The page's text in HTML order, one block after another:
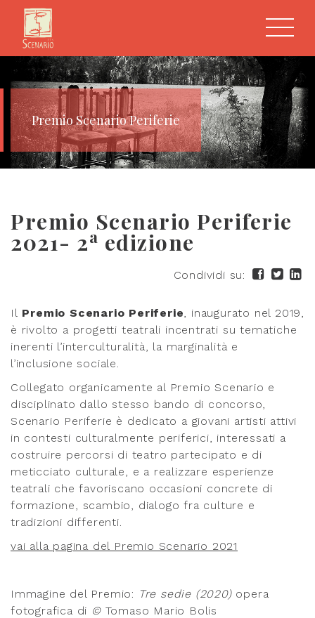
Premio Scenario Periferie
Premio Scenario Periferie
2021- 2a edizione
Condividi su:
Il Premio Scenario Periferie, inaugurato nel 2019,
è rivolto a progetti teatrali incentrati su tematiche
inerenti l’interculturalità, la marginalità e
l’inclusione sociale.
Collegato organicamente al Premio Scenario e
disciplinato dallo stesso bando di concorso,
Scenario Periferie è dedicato a giovani artisti attivi
in contesti culturalmente periferici, interessati a
costruire percorsi di teatro partecipato e di
meticciato culturale, e a realizzare esperienze
teatrali che favoriscano occasioni concrete di
formazione, scambio, dialogo fra culture e
tradizioni differenti.
vai alla pagina del Premio Scenario 2021
Immagine del Premio: Tre sedie (2020)opera
fotografica di © Tomaso Mario Bolis